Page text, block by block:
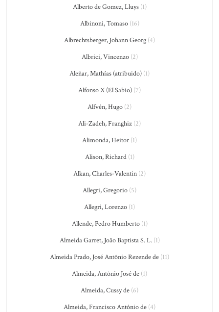
Alberto de Gomez, Lluys(1)
Albinoni, Tomaso(16)
Albrechtsberger, Johann Georg (4)
Albrici, Vincenzo(2)
Aleñar, Mathías (atribuido) (1)
Alfonso X (El Sabio) (7)
Alfvén, Hugo (2)
Ali-Zadeh, Franghiz (2)
Alimonda, Heitor (1)
Alison, Richard(1)
Alkan, Charles-Valentin (2)
Allegri, Gregorio (5)
Allegri, Lorenzo (1)
Allende, Pedro Humberto(1)
Almeida Garret, João Baptista S. L.(1)
Almeida Prado, José Antônio Rezende de (11)
Almeida, Antônio José de (1)
Almeida, Cussy de (6)
Almeida, Francisco António de (4)